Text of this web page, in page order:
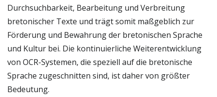
Durchsuchbarkeit, Bearbeitung und Verbreitung
bretonischer Texte und trägt somit maßgeblich zur
Förderung und Bewahrung der bretonischen Sprache
und Kultur bei. Die kontinuierliche Weiterentwicklung
von OCR-Systemen, die speziell auf die bretonische
Sprache zugeschnitten sind, ist daher von größter
Bedeutung.